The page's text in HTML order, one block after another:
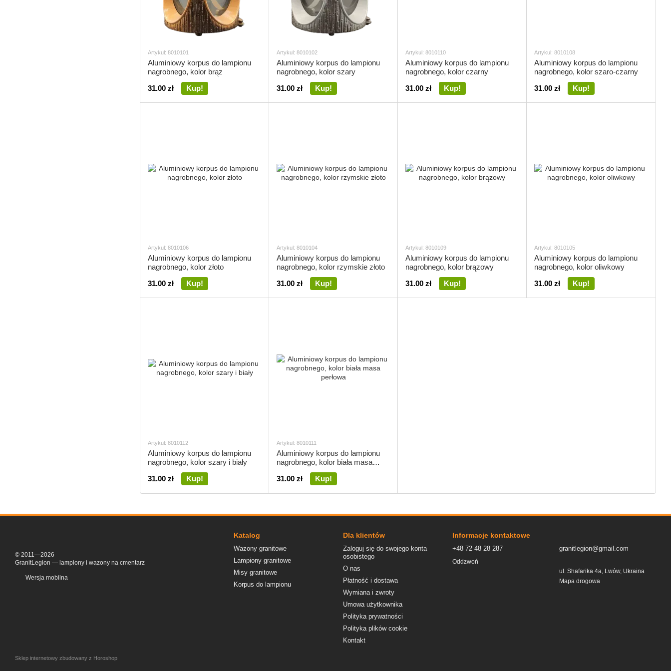
Artykul: 8010101
Aluminiowy korpus do lampionu
nagrobnego, kolor brąz
31.00 zł
Kup!
Artykul: 8010102
Aluminiowy korpus do lampionu
nagrobnego, kolor szary
31.00 zł
Kup!
Artykul: 8010110
Aluminiowy korpus do lampionu
nagrobnego, kolor czarny
31.00 zł
Kup!
Artykul: 8010108
Aluminiowy korpus do lampionu
nagrobnego, kolor szaro-czarny
31.00 zł
Kup!
Artykul: 8010106
Aluminiowy korpus do lampionu
nagrobnego, kolor złoto
31.00 zł
Kup!
Artykul: 8010104
Aluminiowy korpus do lampionu
nagrobnego, kolor rzymskie złoto
31.00 zł
Kup!
Artykul: 8010109
Aluminiowy korpus do lampionu
nagrobnego, kolor brązowy
31.00 zł
Kup!
Artykul: 8010105
Aluminiowy korpus do lampionu
nagrobnego, kolor oliwkowy
31.00 zł
Kup!
Artykul: 8010112
Aluminiowy korpus do lampionu
nagrobnego, kolor szary i biały
31.00 zł
Kup!
Artykul: 8010111
Aluminiowy korpus do lampionu
nagrobnego, kolor biała masa
31.00 zł
Kup!
© 2011—2026
GranitLegion — lampiony i wazony na cmentarz
Wersja mobilna
Sklep internetowy zbudowany z Horoshop
Katalog
Wazony granitowe
Lampiony granitowe
Misy granitowe
Korpus do lampionu
Dla klientów
Zaloguj się do swojego konta
osobistego
O nas
Płatność i dostawa
Wymiana i zwroty
Umowa użytkownika
Polityka prywatności
Polityka plików cookie
Kontakt
Informacje kontaktowe
+48 72 48 28 287
Oddzwoń
granitlegion@gmail.com
ul. Shafarika 4a, Lwów, Ukraina
Mapa drogowa